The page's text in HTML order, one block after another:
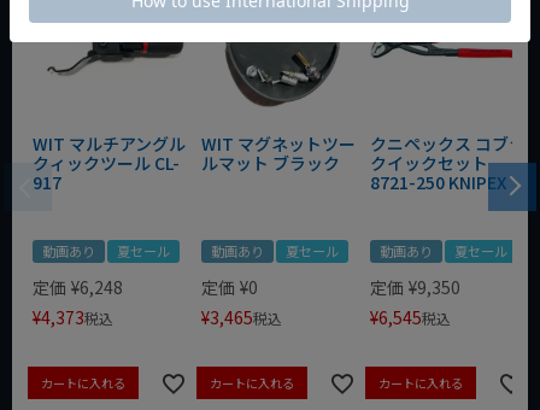
WIT マルチアングル
クィックツール CL-
917
動画あり 夏セール
定価 ¥6,248
¥4,373税込
カートに入れる
WIT マグネットツー
ルマット ブラック
動画あり 夏セール
定価 ¥0
¥3,465税込
カートに入れる
クニペックス コブラ
クイックセット
8721-250 KNIPEX
動画あり 夏セール
定価 ¥9,350
¥6,545税込
カートに入れる